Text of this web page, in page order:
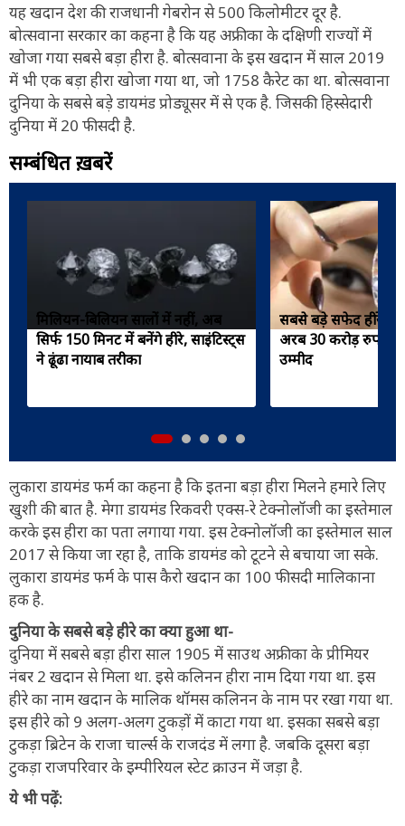
यह खदान देश की राजधानी गेबरोन से 500 किलोमीटर दूर है.
बोत्सवाना सरकार का कहना है कि यह अफ्रीका के दक्षिणी राज्यों में
खोजा गया सबसे बड़ा हीरा है. बोत्सवाना के इस खदान में साल 2019
में भी एक बड़ा हीरा खोजा गया था, जो 1758 कैरेट का था. बोत्सवाना
दुनिया के सबसे बड़े डायमंड प्रोड्यूसर में से एक है. जिसकी हिस्सेदारी
दुनिया में 20 फीसदी है.
सम्बंधित ख़बरें
मिलियन-बिलियन सालों में नहीं, अब
सिर्फ 150 मिनट में बनेंगे हीरे, साइंटिस्ट्स
ने ढूंढा नायाब तरीका
सबसे बड़े सफेद हीरे की
अरब 30 करोड़ रुपए में
उम्मीद
लुकारा डायमंड फर्म का कहना है कि इतना बड़ा हीरा मिलने हमारे लिए
खुशी की बात है. मेगा डायमंड रिकवरी एक्स-रे टेक्नोलॉजी का इस्तेमाल
करके इस हीरा का पता लगाया गया. इस टेक्नोलॉजी का इस्तेमाल साल
2017 से किया जा रहा है, ताकि डायमंड को टूटने से बचाया जा सके.
लुकारा डायमंड फर्म के पास कैरो खदान का 100 फीसदी मालिकाना
हक है.
दुनिया के सबसे बड़े हीरे का क्या हुआ था-
दुनिया में सबसे बड़ा हीरा साल 1905 में साउथ अफ्रीका के प्रीमियर
नंबर 2 खदान से मिला था. इसे कलिनन हीरा नाम दिया गया था. इस
हीरे का नाम खदान के मालिक थॉमस कलिनन के नाम पर रखा गया था.
इस हीरे को 9 अलग-अलग टुकड़ों में काटा गया था. इसका सबसे बड़ा
टुकड़ा ब्रिटेन के राजा चार्ल्स के राजदंड में लगा है. जबकि दूसरा बड़ा
टुकड़ा राजपरिवार के इम्पीरियल स्टेट क्राउन में जड़ा है.
ये भी पढ़ें: